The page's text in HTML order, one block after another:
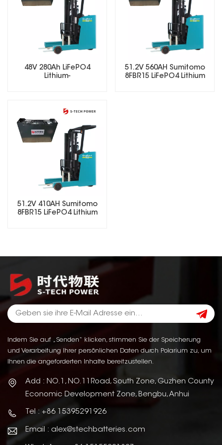
48V 280Ah LiFePO4
Lithium-
51.2V 560AH Sumitomo
8FBR15 LiFePO4 Lithium
51.2V 410AH Sumitomo
8FBR15 LiFePO4 Lithium
Indem Sie auf „Senden“ klicken, stimmen Sie der Speicherung
und Verarbeitung Ihrer persönlichen Daten durch Polarium zu, um
Ihnen die angeforderten Inhalte bereitzustellen.
Add : NO.1, NO.11Road, South Zone, Guzhen County
Economic Development Zone, Bengbu, Anhui
Tel : +86 15395291926
Email : alex@stechbatteries.com